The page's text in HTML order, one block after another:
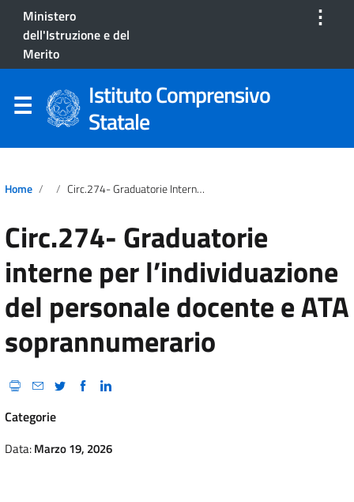
Ministero
dell'Istruzione e del
Merito
⋮
Istituto Comprensivo
Statale
Home Circ.274- Graduatorie Interne Per L’individuazione Del Personale Docente E ATA Soprannumerario
Circ.274- Graduatorie
interne per l’individuazione
del personale docente e ATA
soprannumerario
Categorie
Data:Marzo 19, 2026